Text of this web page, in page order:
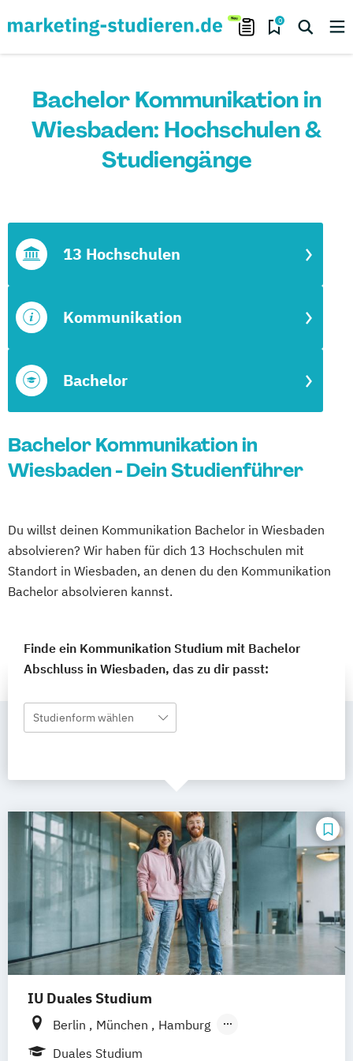
0
Bachelor Kommunikation in
Wiesbaden: Hochschulen &
Studiengänge
Bachelor
Kommunikation
13 Hochschulen
Bachelor Kommunikation in
Wiesbaden - Dein Studienführer
Du willst deinen Kommunikation Bachelor in Wiesbaden
absolvieren? Wir haben für dich 13 Hochschulen mit
Standort in Wiesbaden, an denen du den Kommunikation
Bachelor absolvieren kannst.
Finde ein Kommunikation Studium mit Bachelor
Abschluss in Wiesbaden, das zu dir passt:
Studienform wählen
IU Duales Studium
Berlin München
Hamburg
Frankfurt am Main
Duales Studium